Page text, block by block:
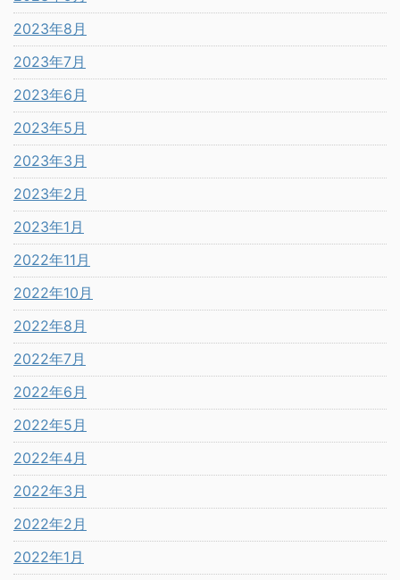
2023年8月
2023年7月
2023年6月
2023年5月
2023年3月
2023年2月
2023年1月
2022年11月
2022年10月
2022年8月
2022年7月
2022年6月
2022年5月
2022年4月
2022年3月
2022年2月
2022年1月